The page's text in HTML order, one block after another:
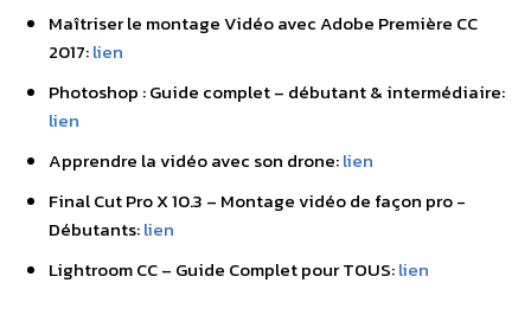
Maîtriser le montage Vidéo avec Adobe Première CC
2017:lien
Photoshop : Guide complet – débutant & intermédiaire:
lien
Apprendre la vidéo avec son drone:lien
Final Cut Pro X 10.3 – Montage vidéo de façon pro -
Débutants:lien
Lightroom CC – Guide Complet pour TOUS:lien